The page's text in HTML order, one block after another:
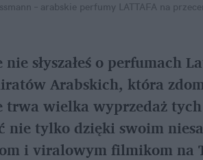
– arabskie perfumy LATTAFA na
nie słyszałeś o perfumach
Arabskich, która
trwa wielka wyprzedaż
nie tylko dzięki swoim
i viralowym filmikom na